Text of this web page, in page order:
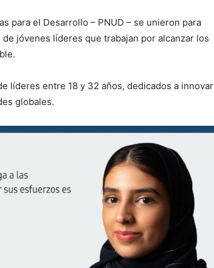
para el Desarrollo – PNUD – se unieron para
jóvenes líderes que trabajan por alcanzar los
líderes entre 18 y 32 años, dedicados a innovar
globales.